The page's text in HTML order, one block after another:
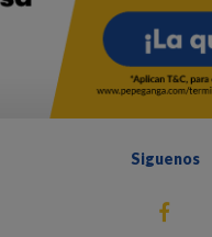
Siguenos
fb